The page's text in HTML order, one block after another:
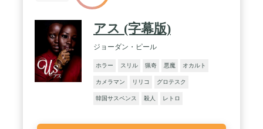
アス (字幕版)
ジョーダン・ピール
ホラー スリル 猟奇 悪魔 オカルト
カメラマン リリコ グロテスク
韓国サスペンス 殺人 レトロ